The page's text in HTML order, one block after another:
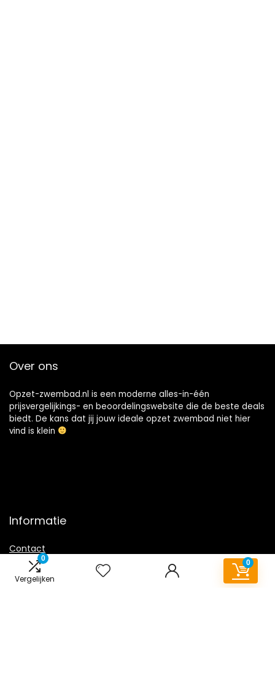
0
Vergelijken
0
Over ons
Opzet-zwembad.nl is een moderne alles-in-één
prijsvergelijkings- en beoordelingswebsite die de beste deals
biedt. De kans dat jij jouw ideale opzet zwembad niet hier
vind is klein
Informatie
Contact
Klantenservice
Over ons